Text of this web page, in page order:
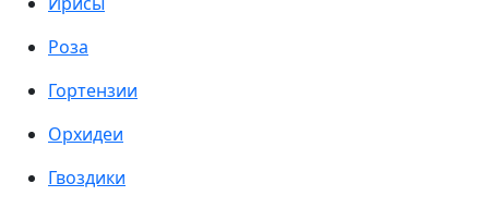
Роза
Гортензии
Орхидеи
Гвоздики